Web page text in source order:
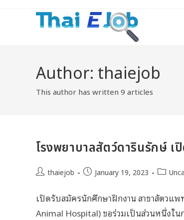
Author: thaiejob
This author has written 9 articles
โรงพยาบาลสัตว์ดารินรักษ์
thaiejob January 19, 2023
เปิดรับสมัครนักศึกษาฝึกงาน สาขาสัตวแ
Animal Hospital) ขอร่วมเป็นส่วนหนึ่งใน